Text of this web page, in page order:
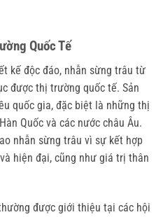
Quốc Tế
kế độc đáo, nhẫn sừng trâu từ
được thị trường quốc tế. Sản
quốc gia, đặc biệt là những thị
Quốc và các nước châu Âu.
nhẫn sừng trâu vì sự kết hợp
hiện đại, cũng như giá trị thân
được giới thiệu tại các hội